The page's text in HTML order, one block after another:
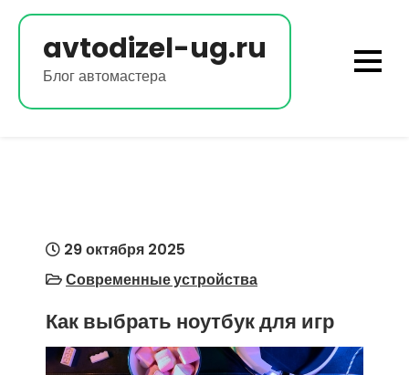
Перейти
содержимомуavtodizel-ug.ru
Блог автомастера
29 октября 2025
Современные устройства
Как выбрать ноутбук для игр